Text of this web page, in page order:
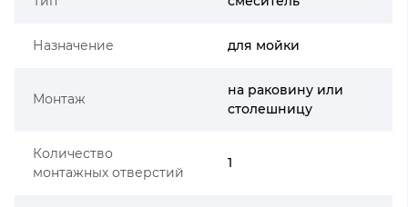
Назначение для мойки
Монтаж
на раковину или
столешницу
Количество
монтажных отверстий
1